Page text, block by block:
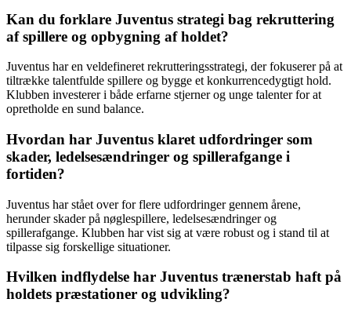
Kan du forklare Juventus strategi bag rekruttering
af spillere og opbygning af holdet?
Juventus har en veldefineret rekrutteringsstrategi, der fokuserer på at
tiltrække talentfulde spillere og bygge et konkurrencedygtigt hold.
Klubben investerer i både erfarne stjerner og unge talenter for at
opretholde en sund balance.
Hvordan har Juventus klaret udfordringer som
skader, ledelsesændringer og spillerafgange i
fortiden?
Juventus har stået over for flere udfordringer gennem årene,
herunder skader på nøglespillere, ledelsesændringer og
spillerafgange. Klubben har vist sig at være robust og i stand til at
tilpasse sig forskellige situationer.
Hvilken indflydelse har Juventus trænerstab haft på
holdets præstationer og udvikling?